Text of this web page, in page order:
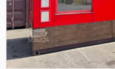
Sie uns jetzt – wir beraten Sie
Container-Partner